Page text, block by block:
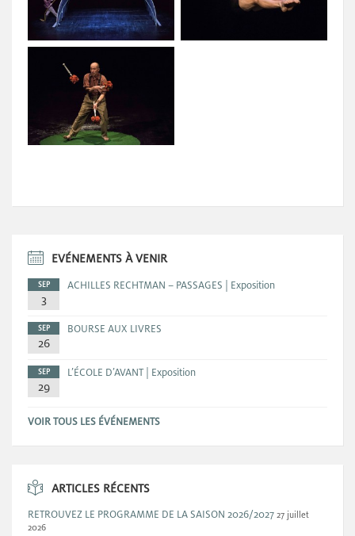
EVÉNEMENTS À VENIR
SEP
3
ACHILLES RECHTMAN – PASSAGES | Exposition
SEP
26
BOURSE AUX LIVRES
SEP
29
L’ÉCOLE D’AVANT | Exposition
VOIR TOUS LES ÉVÉNEMENTS
ARTICLES RÉCENTS
RETROUVEZ LE PROGRAMME DE LA SAISON 2026/2027 27 juillet
2026